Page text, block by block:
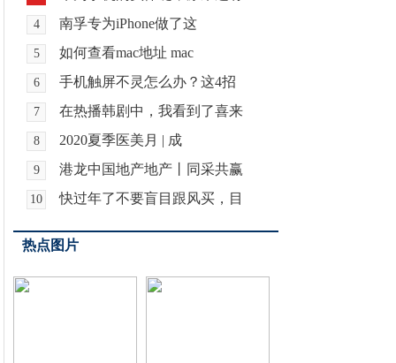
4 南孚专为iPhone做了这
5 如何查看mac地址 mac
6 手机触屏不灵怎么办？这4招
7 在热播韩剧中，我看到了喜来
8 2020夏季医美月 | 成
9 港龙中国地产地产丨同采共赢
10 快过年了不要盲目跟风买，目
热点图片